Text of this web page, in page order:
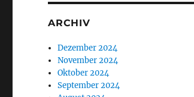
ARCHIV
Dezember 2024
November 2024
Oktober 2024
September 2024